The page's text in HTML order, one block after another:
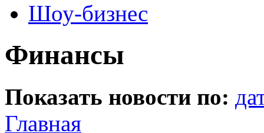
Шоу-бизнес
Финансы
Показать новости по:
Главная